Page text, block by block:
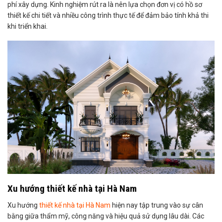
phí xây dựng. Kinh nghiệm rút ra là nên lựa chọn đơn vị có hồ sơ
thiết kế chi tiết và nhiều công trình thực tế để đảm bảo tính khả thi
khi triển khai.
Xu hướng thiết kế nhà tại Hà Nam
Xu hướng thiết kế nhà tại Hà Nam hiện nay tập trung vào sự cân
bằng giữa thẩm mỹ, công năng và hiệu quả sử dụng lâu dài. Các